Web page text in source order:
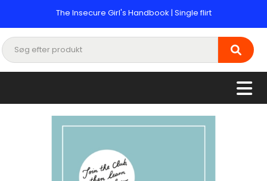
The Insecure Girl's Handbook | Single flirt